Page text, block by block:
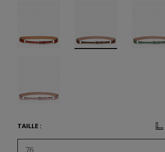
TAILLE :
76